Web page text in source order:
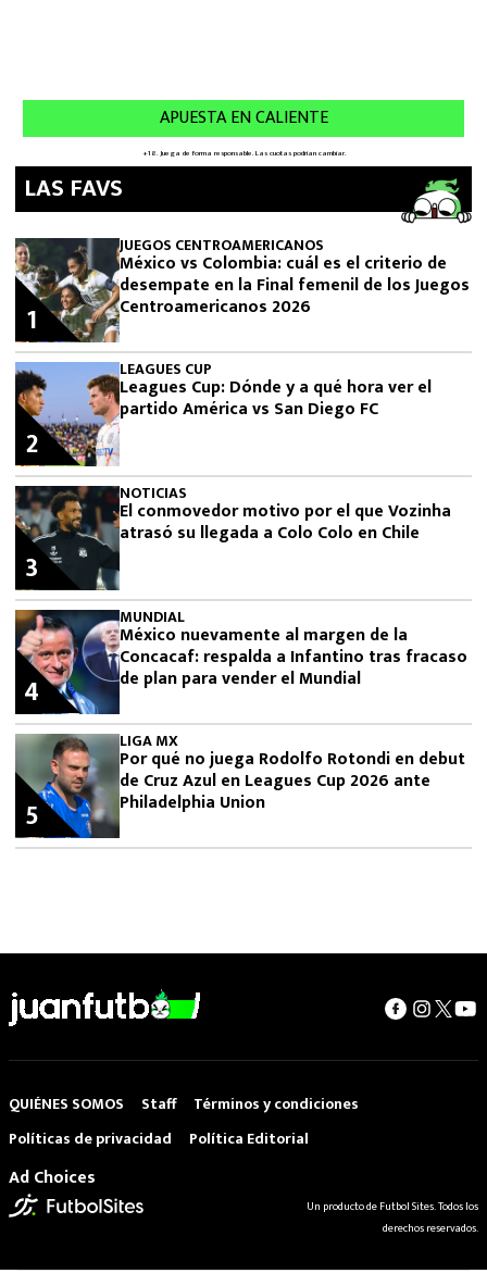
LAS FAVS
JUEGOS CENTROAMERICANOS
México vs Colombia: cuál es el criterio de
desempate en la Final femenil de los Juegos
Centroamericanos 2026
1
LEAGUES CUP
Leagues Cup: Dónde y a qué hora ver el
partido América vs San Diego FC
2
NOTICIAS
El conmovedor motivo por el que Vozinha
atrasó su llegada a Colo Colo en Chile
3
MUNDIAL
México nuevamente al margen de la
Concacaf: respalda a Infantino tras fracaso
de plan para vender el Mundial
4
LIGA MX
Por qué no juega Rodolfo Rotondi en debut
de Cruz Azul en Leagues Cup 2026 ante
Philadelphia Union
5
QUIÉNES SOMOS Staff
Términos y condiciones
Políticas de privacidad
Política Editorial
Ad Choices
Un producto de Futbol Sites. Todos los
derechos reservados.